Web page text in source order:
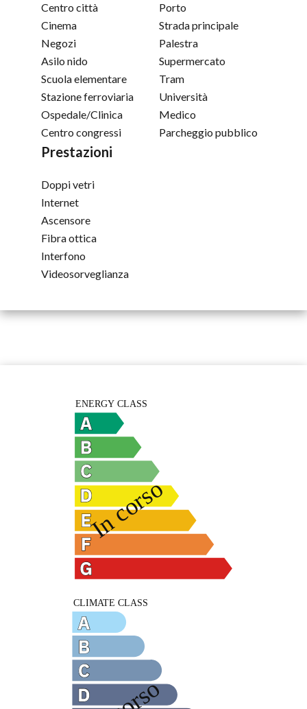
Centro città
Cinema
Negozi
Asilo nido
Scuola elementare
Stazione ferroviaria
Ospedale/Clinica
Centro congressi
Porto
Strada principale
Palestra
Supermercato
Tram
Università
Medico
Parcheggio pubblico
Prestazioni
Doppi vetri
Internet
Ascensore
Fibra ottica
Interfono
Videosorveglianza